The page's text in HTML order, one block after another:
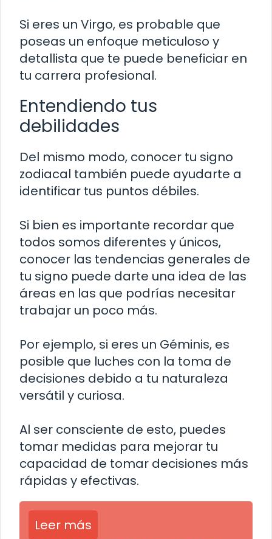
Si eres un Virgo, es probable que
poseas un enfoque meticuloso y
detallista que te puede beneficiar en
tu carrera profesional.
Entendiendo tus
debilidades
Del mismo modo, conocer tu signo
zodiacal también puede ayudarte a
identificar tus puntos débiles.
Si bien es importante recordar que
todos somos diferentes y únicos,
conocer las tendencias generales de
tu signo puede darte una idea de las
áreas en las que podrías necesitar
trabajar un poco más.
Por ejemplo, si eres un Géminis, es
posible que luches con la toma de
decisiones debido a tu naturaleza
versátil y curiosa.
Al ser consciente de esto, puedes
tomar medidas para mejorar tu
capacidad de tomar decisiones más
rápidas y efectivas.
Leer más